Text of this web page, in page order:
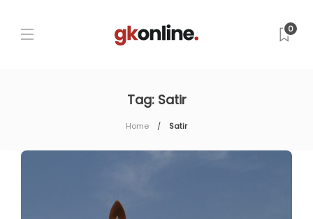
0
Tag: Satir
Home Satir